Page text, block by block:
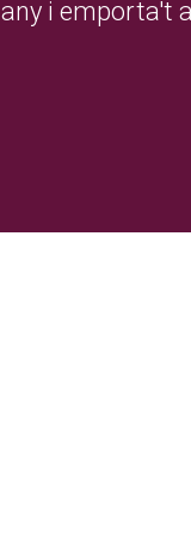
i emporta't